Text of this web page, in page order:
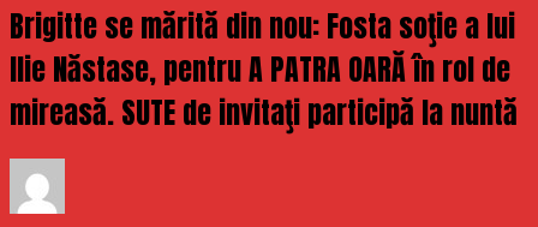
Brigitte se mărită din nou: Fosta soţie a lui
Ilie Năstase, pentru A PATRA OARĂ în rol de
mireasă. SUTE de invitaţi participă la nuntă